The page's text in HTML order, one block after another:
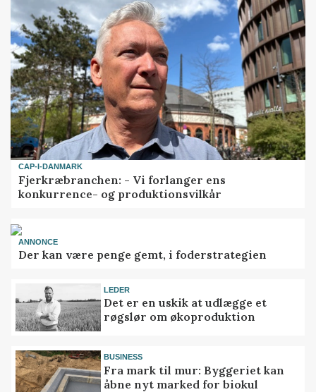
CAP-I-DANMARK
Fjerkræbranchen: - Vi forlanger ens
konkurrence- og produktionsvilkår
ANNONCE
Der kan være penge gemt, i foderstrategien
LEDER
Det er en uskik at udlægge et
røgslør om økoproduktion
BUSINESS
Fra mark til mur: Byggeriet kan
åbne nyt marked for biokul